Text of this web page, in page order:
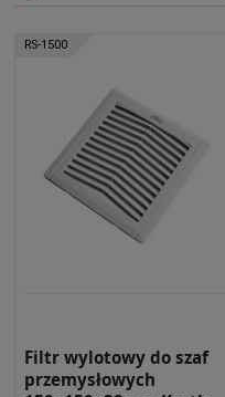
RS-1500
Filtr wylotowy do szaf
przemysłowych